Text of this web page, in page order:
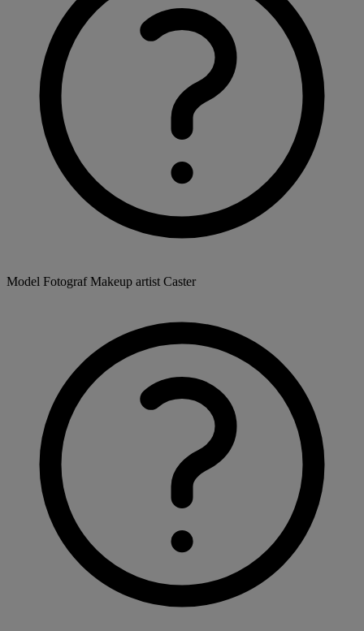
Model FotografMakeup artist Caster